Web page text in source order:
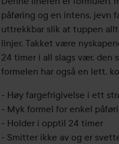
påføring og en intens, jevn
uttrekkbar slik at tuppen
linjer. Takket være
24 timer i all slags vær, den
formelen har også en lett,
- Høy fargefrigivelse i ett
- Myk formel for enkel
- Holder i opptil 24 timer
- Smitter ikke av og er